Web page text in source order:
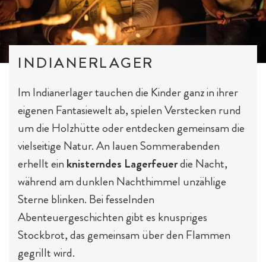
INDIANERLAGER
Im Indianerlager tauchen die Kinder ganz in ihrer
eigenen Fantasiewelt ab, spielen Verstecken rund
um die Holzhütte oder entdecken gemeinsam die
vielseitige Natur. An lauen Sommerabenden
erhellt ein knisterndes Lagerfeuerdie Nacht,
während am dunklen Nachthimmel unzählige
Sterne blinken. Bei fesselnden
Abenteuergeschichten gibt es knuspriges
Stockbrot, das gemeinsam über den Flammen
gegrillt wird.